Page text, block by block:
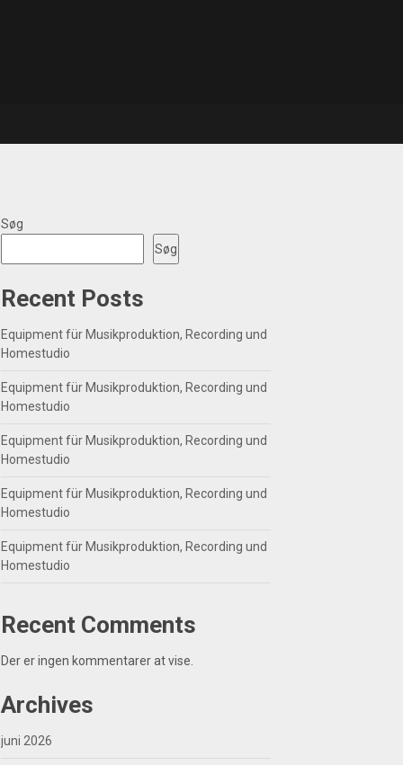
Søg
Søg
Recent Posts
Equipment für Musikproduktion, Recording und
Homestudio
Equipment für Musikproduktion, Recording und
Homestudio
Equipment für Musikproduktion, Recording und
Homestudio
Equipment für Musikproduktion, Recording und
Homestudio
Equipment für Musikproduktion, Recording und
Homestudio
Recent Comments
Der er ingen kommentarer at vise.
Archives
juni 2026